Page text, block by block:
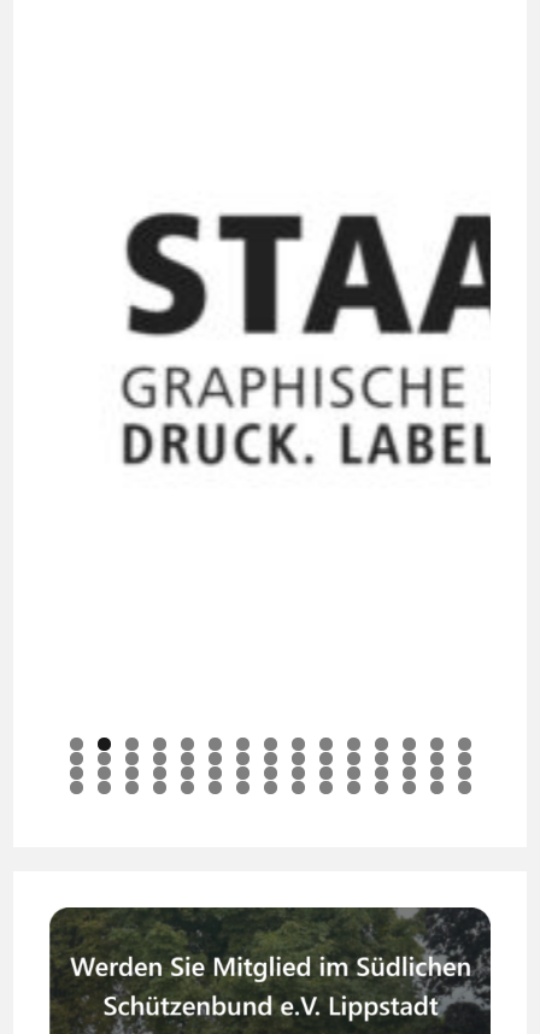
0 1 2 3 4 5
6 7 8 9 0 1 2 3 4 5 6 7 8 9 0
1 2 3 4 5 6 7 8 9 0 1 2 3 4 5
6 7 8 9 0 1 2 3 4 5 6 7 8 9 0